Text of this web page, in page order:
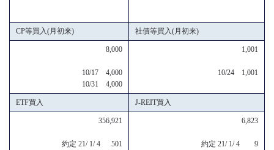
CP等買入(月初来) 社債等買入(月初来)
8,000
10/17 4,000
10/31 4,000
1,001
10/24 1,001
ETF買入 J-REIT買入
356,921
約定 21/ 1/ 4 501
6,823
約定 21/ 1/ 4 9